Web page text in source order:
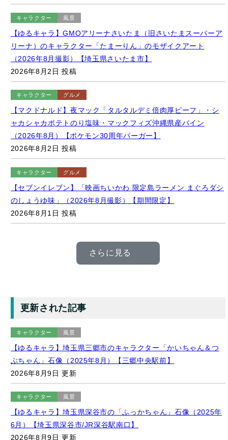
キャラクター 風景
【ゆるキャラ】GMOアリーナさいたま（旧さいたまスーパーア
リーナ）のキャラクター「たまーりん」のモザイクアート
（2026年8月撮影）【埼玉県さいたま市】
2026年8月2日 投稿
キャラクター グルメ
【マクドナルド】夜マック「タルタルデミ倍肉厚ビーフ」・シ
ャカシャカポテトのり塩味・マックフィズ沖縄県産パイン
（2026年8月）【ポケモン30周年バーガー】
2026年8月2日 投稿
キャラクター グルメ
【セブンイレブン】「映画ちいかわ 限定島ラーメン まぐろダシ
のしょうゆ味」（2026年8月撮影）【期間限定】
2026年8月1日 投稿
【ゆるキャラ】埼玉県三郷市のキャラクター「かいちゃん＆つ
ぶちゃん」石像（2025年8月）【三郷中央駅前】
2026年8月9日 更新
キャラクター 風景
【ゆるキャラ】埼玉県深谷市の「ふっかちゃん」石像（2025年
6月）【埼玉県深谷市/JR深谷駅南口】
2026年8月9日 更新